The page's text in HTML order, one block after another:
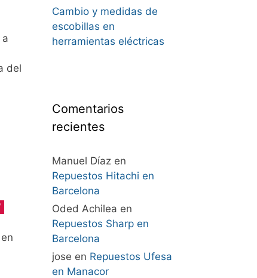
del
Cambio y medidas de
escobillas en
herramientas eléctricas
Comentarios
recientes
Manuel Díazen
Repuestos Hitachi en
Barcelona
Oded Achilea en
Repuestos Sharp en
Barcelona
jose en Repuestos Ufesa
en Manacor